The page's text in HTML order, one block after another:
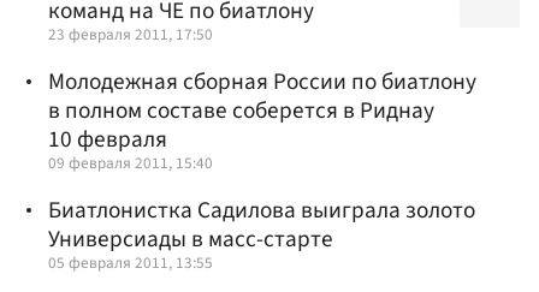
команд на ЧЕ по биатлону
23 февраля 2011, 17:50
Молодежная сборная России по биатлону
в полном составе соберется в Риднау
10 февраля
09 февраля 2011, 15:40
Биатлонистка Садилова выиграла золото
Универсиады в масс-старте
05 февраля 2011, 13:55